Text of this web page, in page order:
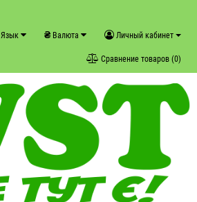
Личный кабинет
₴ Валюта
Язык
Сравнение товаров (0)